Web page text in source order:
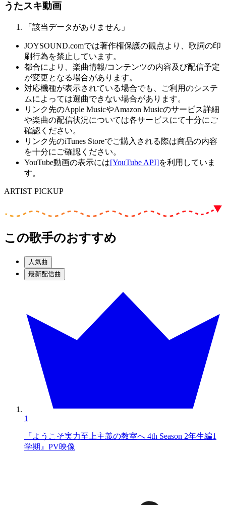
うたスキ動画
「該当データがありません」
JOYSOUND.comでは著作権保護の観点より、歌詞の印
刷行為を禁止しています。
都合により、楽曲情報/コンテンツの内容及び配信予定
が変更となる場合があります。
対応機種が表示されている場合でも、ご利用のシステ
ムによっては選曲できない場合があります。
リンク先のApple MusicやAmazon Musicのサービス詳細
や楽曲の配信状況については各サービスにて十分にご
確認ください。
リンク先のiTunes Storeでご購入される際は商品の内容
を十分にご確認ください。
YouTube動画の表示には[YouTube API]を利用していま
す。
ARTIST PICKUP
この歌手のおすすめ
人気曲
最新配信曲
1
『ようこそ実力至上主義の教室へ 4th Season 2年生編1
学期』PV映像